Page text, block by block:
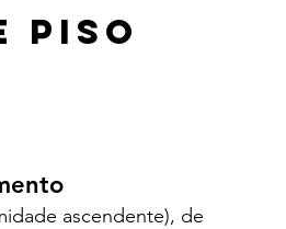
piso
ascendente), de